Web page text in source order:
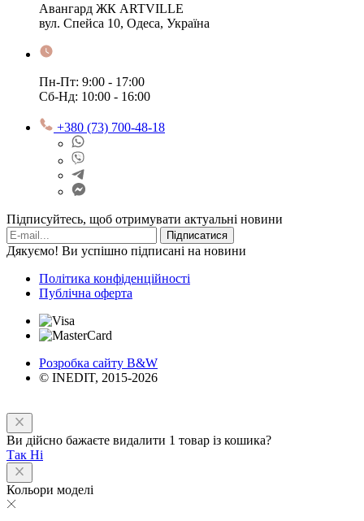
Авангард ЖК ARTVILLE
вул. Спейса 10, Одеса, Україна
Пн-Пт: 9:00 - 17:00
Сб-Нд: 10:00 - 16:00
+380 (73) 700-48-18
Підписуйтесь, щоб отримувати актуальні новини
Підписатися
Дякуємо! Ви успішно підписані на новини
Політика конфіденційності
Публічна оферта
Розробка сайту B&W
© INEDIT, 2015-2026
Ви дійсно бажаєте видалити 1 товар із кошика?
Так Ні
Кольори моделі